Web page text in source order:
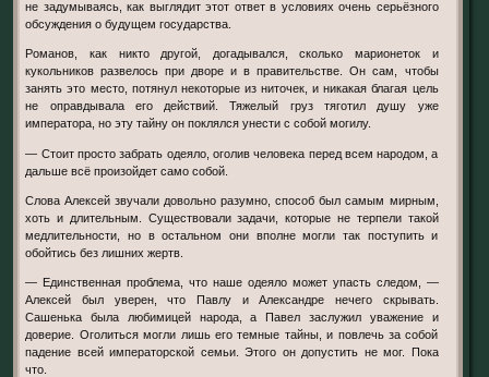
не задумываясь, как выглядит этот ответ в условиях очень серьёзного
обсуждения о будущем государства.
Романов, как никто другой, догадывался, сколько марионеток и
кукольников развелось при дворе и в правительстве. Он сам, чтобы
занять это место, потянул некоторые из ниточек, и никакая благая цель
не оправдывала его действий. Тяжелый груз тяготил душу уже
императора, но эту тайну он поклялся унести с собой могилу.
— Стоит просто забрать одеяло, оголив человека перед всем народом, а
дальше всё произойдет само собой.
Слова Алексей звучали довольно разумно, способ был самым мирным,
хоть и длительным. Существовали задачи, которые не терпели такой
медлительности, но в остальном они вполне могли так поступить и
обойтись без лишних жертв.
— Единственная проблема, что наше одеяло может упасть следом, —
Алексей был уверен, что Павлу и Александре нечего скрывать.
Сашенька была любимицей народа, а Павел заслужил уважение и
доверие. Оголиться могли лишь его темные тайны, и повлечь за собой
падение всей императорской семьи. Этого он допустить не мог. Пока
что.